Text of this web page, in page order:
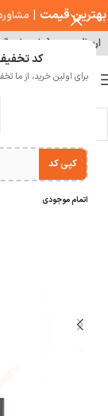
کد
برای اولین خرید، از ما
کپی کد
منو
خانه
-31%
اتمام موجودی
بهترین قیمت |
ارسال سریع ( با